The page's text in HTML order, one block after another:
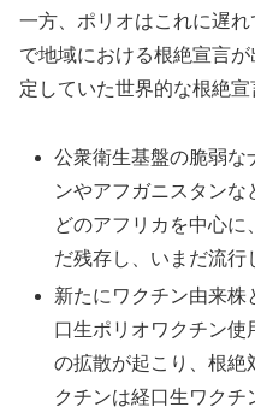
一方、ポリオはこれに遅
で地域における根絶宣言
定していた世界的な根絶宣
公衆衛生基盤の脆弱な
ンやアフガニスタン
どのアフリカを中心に
だ残存し、いまだ流行
新たにワクチン由来株
口生ポリオワクチン使
の拡散が起こり、根絶
クチンは経口生ワクチ